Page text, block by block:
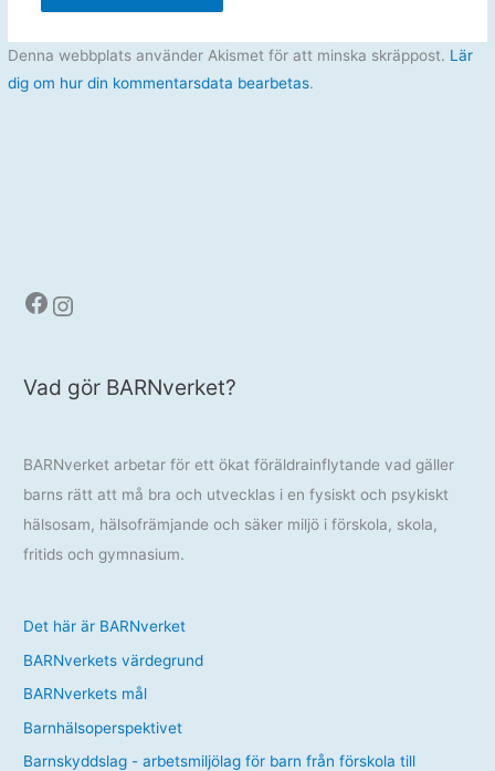
Denna webbplats använder Akismet för att minska skräppost. Lär
dig om hur din kommentarsdata bearbetas.
Facebook Instagram
Vad gör BARNverket?
BARNverket arbetar för ett ökat föräldrainflytande vad gäller
barns rätt att må bra och utvecklas i en fysiskt och psykiskt
hälsosam, hälsofrämjande och säker miljö i förskola, skola,
fritids och gymnasium.
Det här är BARNverket
BARNverkets värdegrund
BARNverkets mål
Barnhälsoperspektivet
Barnskyddslag - arbetsmiljölag för barn från förskola till